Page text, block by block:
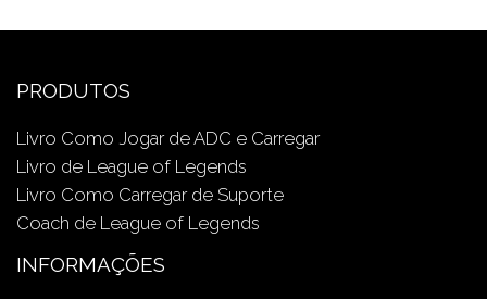
PRODUTOS
Livro Como Jogar de ADC e Carregar
Livro de League of Legends
Livro Como Carregar de Suporte
Coach de League of Legends
INFORMAÇÕES